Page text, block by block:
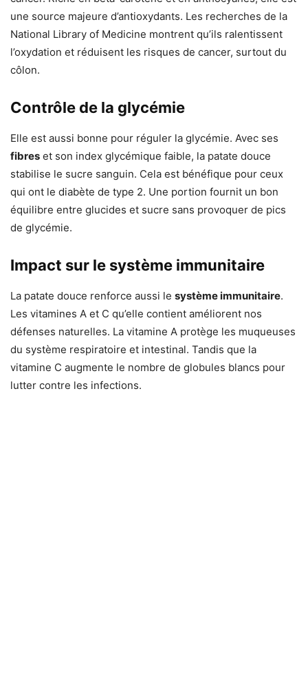
une source majeure d’antioxydants. Les recherches de la
National Library of Medicine montrent qu’ils ralentissent
l’oxydation et réduisent les risques de cancer, surtout du
côlon.
Contrôle de la glycémie
Elle est aussi bonne pour réguler la glycémie. Avec ses
fibres et son index glycémique faible, la patate douce
stabilise le sucre sanguin. Cela est bénéfique pour ceux
qui ont le diabète de type 2. Une portion fournit un bon
équilibre entre glucides et sucre sans provoquer de pics
de glycémie.
Impact sur le système immunitaire
La patate douce renforce aussi le système immunitaire.
Les vitamines A et C qu’elle contient améliorent nos
défenses naturelles. La vitamine A protège les muqueuses
du système respiratoire et intestinal. Tandis que la
vitamine C augmente le nombre de globules blancs pour
lutter contre les infections.